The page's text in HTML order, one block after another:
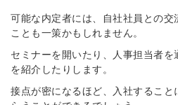
可能な内定者には、自社社員との交
ことも一策かもしれません。
セミナーを開いたり、人事担当者を
を紹介したりします。
接点が密になるほど、入社すること